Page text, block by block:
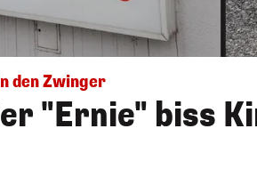
den Zwinger
"Ernie" biss